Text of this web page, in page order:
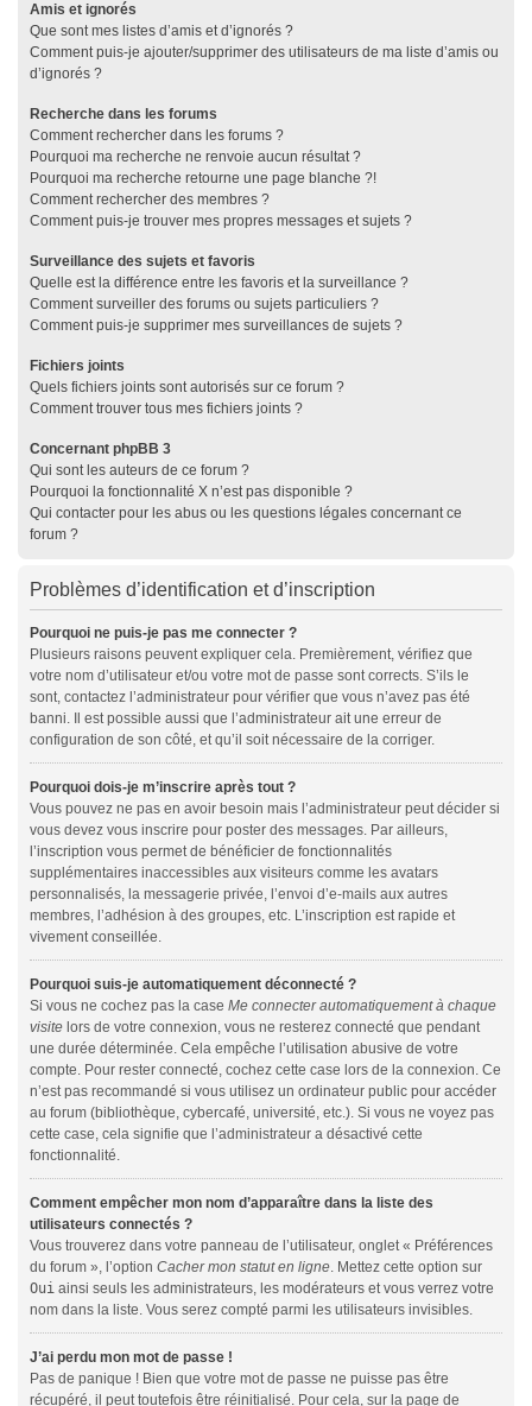
Amis et ignorés
Que sont mes listes d’amis et d’ignorés ?
Comment puis-je ajouter/supprimer des utilisateurs de ma liste d’amis ou
d’ignorés ?
Recherche dans les forums
Comment rechercher dans les forums ?
Pourquoi ma recherche ne renvoie aucun résultat ?
Pourquoi ma recherche retourne une page blanche ?!
Comment rechercher des membres ?
Comment puis-je trouver mes propres messages et sujets ?
Surveillance des sujets et favoris
Quelle est la différence entre les favoris et la surveillance ?
Comment surveiller des forums ou sujets particuliers ?
Comment puis-je supprimer mes surveillances de sujets ?
Fichiers joints
Quels fichiers joints sont autorisés sur ce forum ?
Comment trouver tous mes fichiers joints ?
Concernant phpBB 3
Qui sont les auteurs de ce forum ?
Pourquoi la fonctionnalité X n’est pas disponible ?
Qui contacter pour les abus ou les questions légales concernant ce
forum ?
Problèmes d’identification et d’inscription
Pourquoi ne puis-je pas me connecter ?
Plusieurs raisons peuvent expliquer cela. Premièrement, vérifiez que
votre nom d’utilisateur et/ou votre mot de passe sont corrects. S’ils le
sont, contactez l’administrateur pour vérifier que vous n’avez pas été
banni. Il est possible aussi que l’administrateur ait une erreur de
configuration de son côté, et qu’il soit nécessaire de la corriger.
Pourquoi dois-je m’inscrire après tout ?
Vous pouvez ne pas en avoir besoin mais l’administrateur peut décider si
vous devez vous inscrire pour poster des messages. Par ailleurs,
l’inscription vous permet de bénéficier de fonctionnalités
supplémentaires inaccessibles aux visiteurs comme les avatars
personnalisés, la messagerie privée, l’envoi d’e-mails aux autres
membres, l’adhésion à des groupes, etc. L’inscription est rapide et
vivement conseillée.
Pourquoi suis-je automatiquement déconnecté ?
Si vous ne cochez pas la case Me connecter automatiquement à chaque
visite lors de votre connexion, vous ne resterez connecté que pendant
une durée déterminée. Cela empêche l’utilisation abusive de votre
compte. Pour rester connecté, cochez cette case lors de la connexion. Ce
n’est pas recommandé si vous utilisez un ordinateur public pour accéder
au forum (bibliothèque, cybercafé, université, etc.). Si vous ne voyez pas
cette case, cela signifie que l’administrateur a désactivé cette
fonctionnalité.
Comment empêcher mon nom d’apparaître dans la liste des
utilisateurs connectés ?
Vous trouverez dans votre panneau de l’utilisateur, onglet « Préférences
du forum », l’option Cacher mon statut en ligne. Mettez cette option sur
Oui ainsi seuls les administrateurs, les modérateurs et vous verrez votre
nom dans la liste. Vous serez compté parmi les utilisateurs invisibles.
J’ai perdu mon mot de passe !
Pas de panique ! Bien que votre mot de passe ne puisse pas être
récupéré, il peut toutefois être réinitialisé. Pour cela, sur la page de